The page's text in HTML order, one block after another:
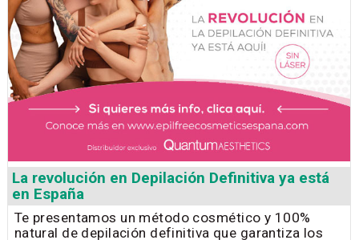
La revolución en Depilación Definitiva ya está
en España
Te presentamos un método cosmético y 100%
natural de depilación definitiva que garantiza los